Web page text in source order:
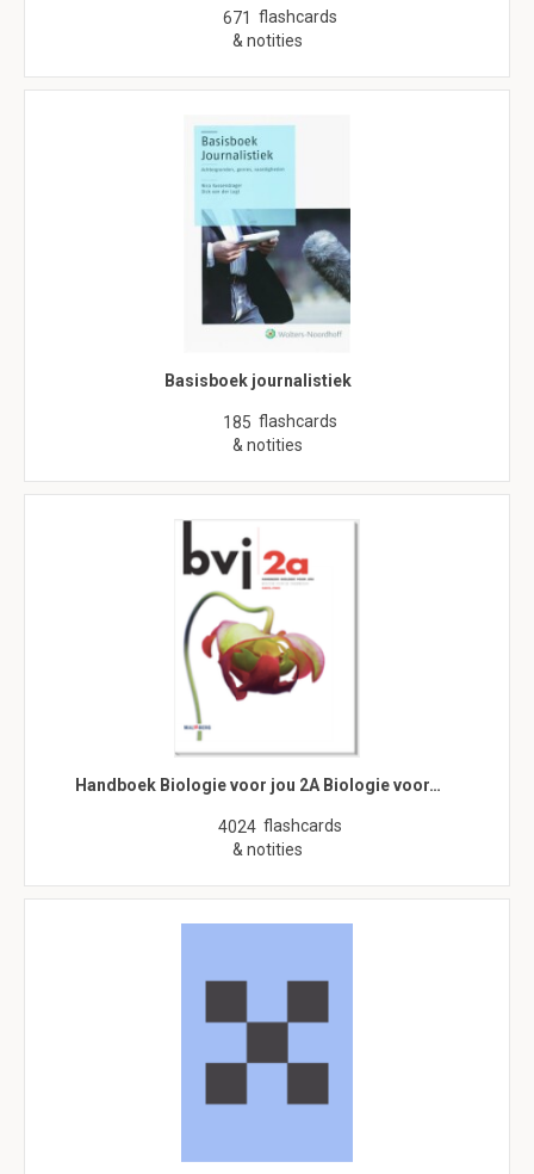
671 flashcards
& notities
Basisboek journalistiek
185 flashcards
& notities
Handboek Biologie voor jou 2A Biologie voor…
4024 flashcards
& notities